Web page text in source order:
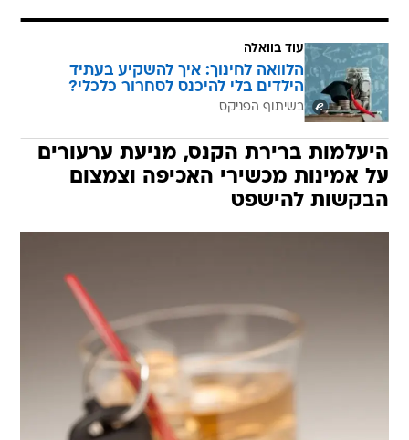
עוד בוואלה
הלוואה לחינוך: איך להשקיע בעתיד
הילדים בלי להיכנס לסחרור כלכלי?
בשיתוף הפניקס
היעלמות ברירת הקנס, מניעת ערעורים
על אמינות מכשירי האכיפה וצמצום
הבקשות להישפט